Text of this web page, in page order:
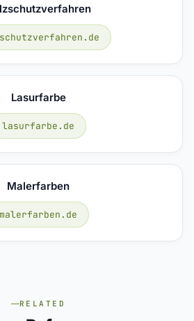
Lasurfarbe
lasurfarbe.de
Malerfarben
malerfarben.de
RELATED